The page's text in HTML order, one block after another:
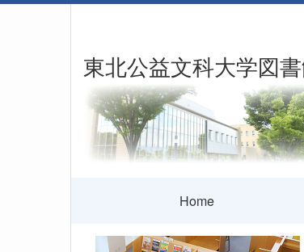
東北公益文科大学図
Home